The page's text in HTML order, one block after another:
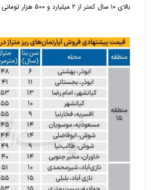
بالای ۱۰ سال کمتر از ۲ میلیارد و ۵۰۰ هزار تومانی امکان‌پذیر است.